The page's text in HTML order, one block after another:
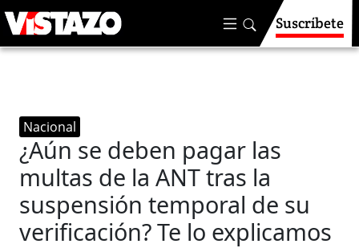
Suscríbete
Nacional
¿Aún se deben pagar las
multas de la ANT tras la
suspensión temporal de su
verificación? Te lo explicamos